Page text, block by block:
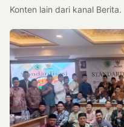
Konten lain dari kanal Berita.